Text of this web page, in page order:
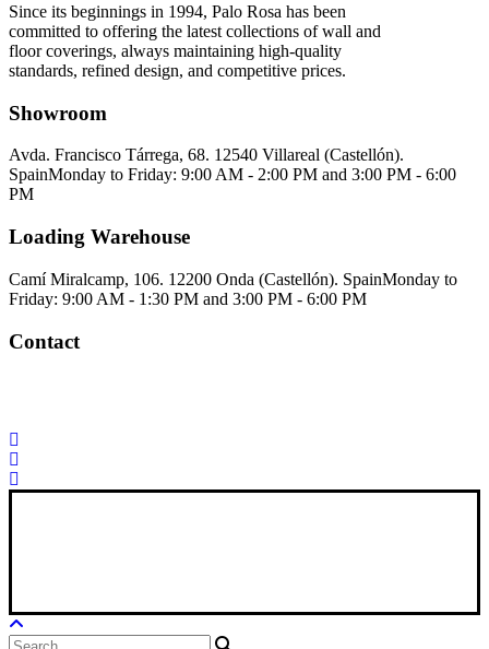
Since its beginnings in 1994, Palo Rosa has been
committed to offering the latest collections of wall and
floor coverings, always maintaining high-quality
standards, refined design, and competitive prices.
Showroom
Avda. Francisco Tárrega, 68. 12540 Villareal (Castellón).
SpainMonday to Friday: 9:00 AM - 2:00 PM and 3:00 PM - 6:00
PM
Loading Warehouse
Camí Miralcamp, 106. 12200 Onda (Castellón). SpainMonday to
Friday: 9:00 AM - 1:30 PM and 3:00 PM - 6:00 PM
Contact